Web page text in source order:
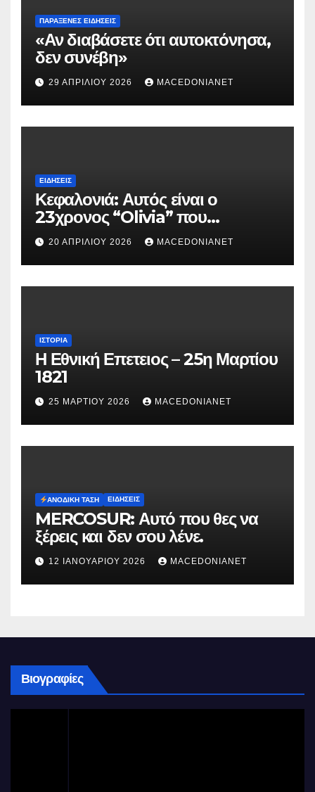
ΠΑΡΆΞΕΝΕΣ ΕΙΔΉΣΕΙΣ
«Αν διαβάσετε ότι αυτοκτόνησα,
δεν συνέβη»
29 ΑΠΡΙΛΊΟΥ 2026 MACEDONIANET
ΕΙΔΉΣΕΙΣ
Κεφαλονιά: Αυτός είναι ο
23χρονος “Olivia” που
κατηγορείται για τον θάνατο της
Μυρτούς
20 ΑΠΡΙΛΊΟΥ 2026 MACEDONIANET
ΙΣΤΟΡΊΑ
Η Εθνική Επετειος – 25η Μαρτίου
1821
25 ΜΑΡΤΊΟΥ 2026 MACEDONIANET
ΑΝΟΔΙΚΉ ΤΆΣΗ ΕΙΔΉΣΕΙΣ
MERCOSUR: Αυτό που θες να
ξέρεις και δεν σου λένε.
12 ΙΑΝΟΥΑΡΊΟΥ 2026 MACEDONIANET
Βιογραφίες